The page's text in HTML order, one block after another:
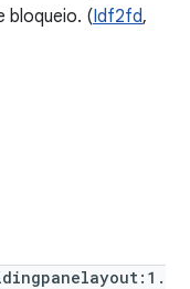
bloqueio. (Idf2fd,